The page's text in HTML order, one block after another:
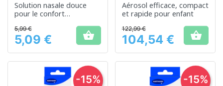
Solution nasale douce
pour le confort
Prix
5,99 €
5,09 € 
Aérosol efficace, compact
et rapide pour enfant
Prix
122,99 €
104,54 € 
-15% -15%